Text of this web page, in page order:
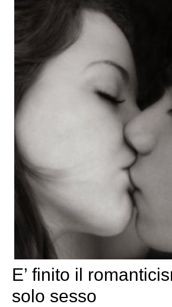
E’ finito il
solo sesso